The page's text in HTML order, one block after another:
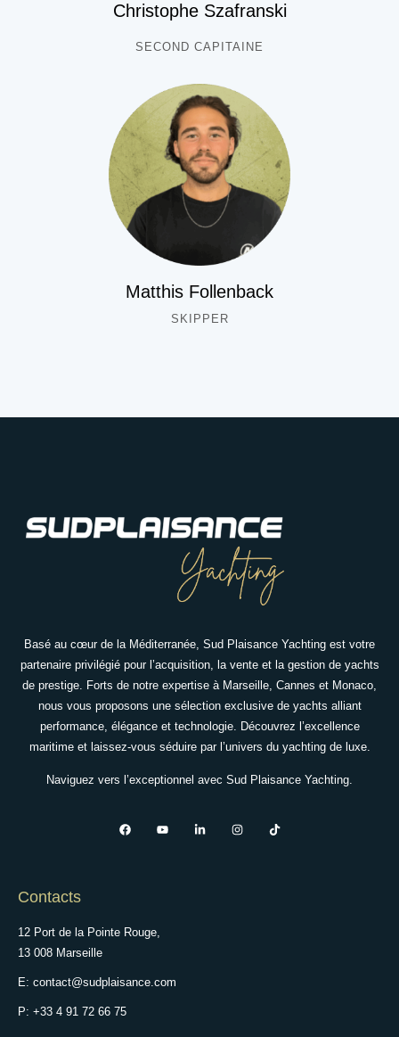
Christophe Szafranski
SECOND CAPITAINE
Matthis Follenback
SKIPPER
Basé au cœur de la Méditerranée, Sud Plaisance Yachting est votre
partenaire privilégié pour l’acquisition, la vente et la gestion de yachts
de prestige. Forts de notre expertise à Marseille, Cannes et Monaco,
nous vous proposons une sélection exclusive de yachts alliant
performance, élégance et technologie. Découvrez l’excellence
maritime et laissez-vous séduire par l’univers du yachting de luxe.
Naviguez vers l’exceptionnel avec Sud Plaisance Yachting.
Contacts
12 Port de la Pointe Rouge,
13 008 Marseille
E: contact@sudplaisance.com
P: +33 4 91 72 66 75